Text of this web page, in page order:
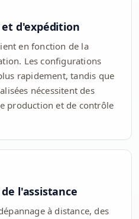
d'expédition
en fonction de la
Les configurations
rapidement, tandis que
nécessitent des
production et de contrôle
l'assistance
à distance, des